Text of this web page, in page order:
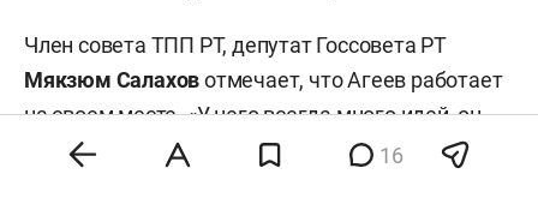
Член совета ТПП РТ, депутат Госсовета РТ
Мякзюм Салаховотмечает, что Агеев работает
на своем месте. «У него всегда много идей, он
немногословен, и мне это тоже очень нравится.
16